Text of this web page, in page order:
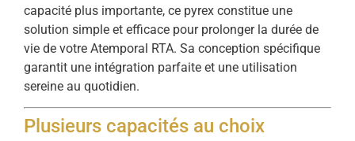
capacité plus importante, ce pyrex constitue une
solution simple et efficace pour prolonger la durée de
vie de votre Atemporal RTA. Sa conception spécifique
garantit une intégration parfaite et une utilisation
sereine au quotidien.
Plusieurs capacités au choix